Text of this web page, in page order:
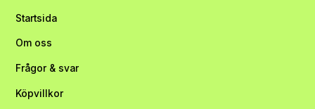
Startsida
Om oss
Frågor & svar
Köpvillkor